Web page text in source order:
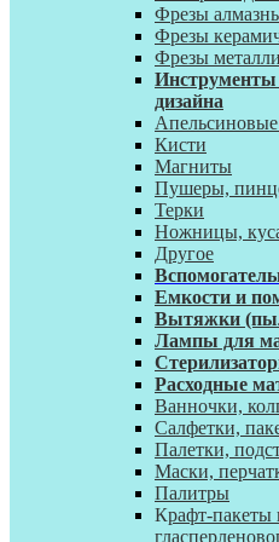
Фрезы
Фрезы
Фрезы
дизайна
Кисти
Магниты
Пушеры,
Терки
Ножницы,
Другое
Емкости и
Вытяжки
Лампы для
Расходные
Ванночки,
Салфетки,
Палетки,
Маски,
Палитры
Крафт-